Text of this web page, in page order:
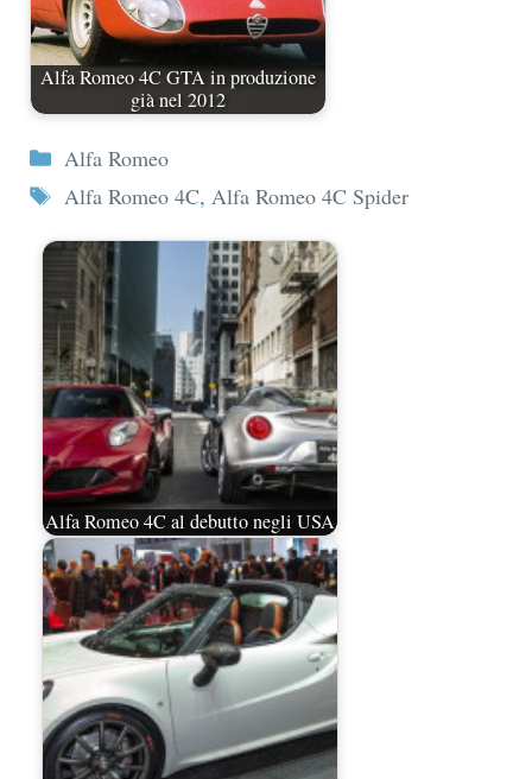
Alfa Romeo 4C GTA in produzione
già nel 2012
Categorie
Alfa Romeo
Tag
Alfa Romeo 4C, Alfa Romeo 4C Spider
Alfa Romeo 4C al debutto negli USA